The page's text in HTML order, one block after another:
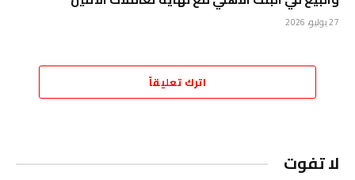
27 يوليو، 2026
اترك تعليقاً
لا تفوت